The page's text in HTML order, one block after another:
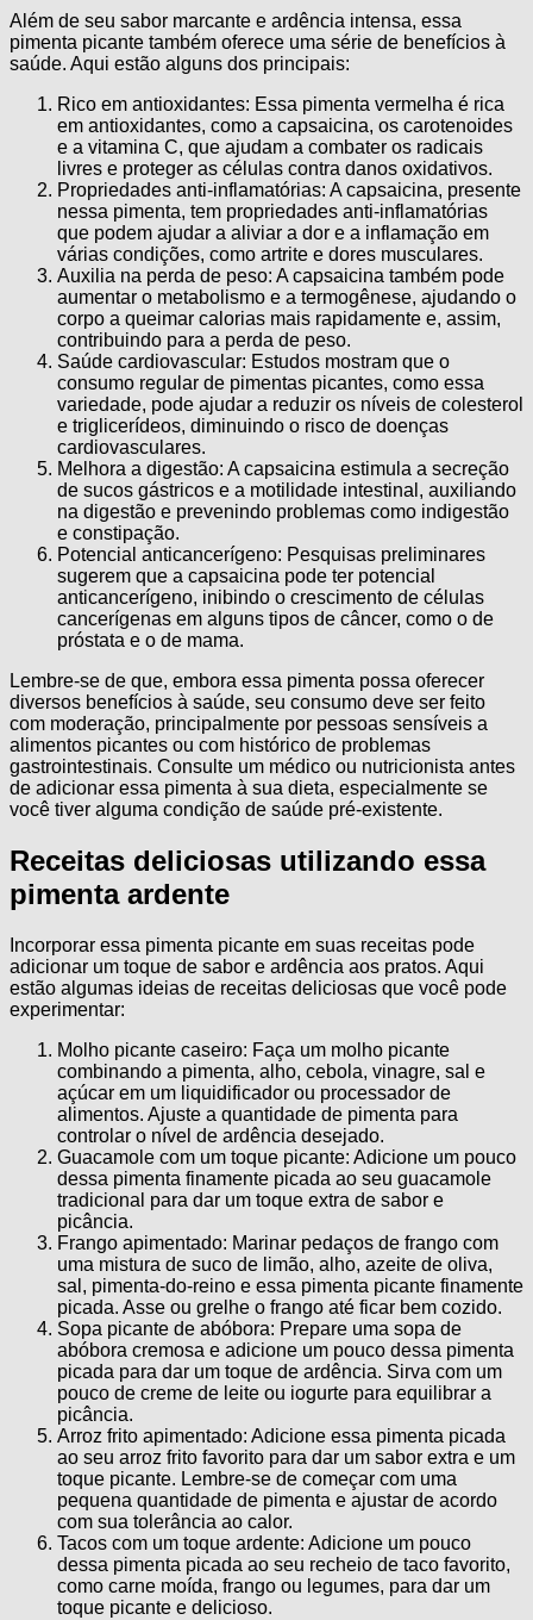
Além de seu sabor marcante e ardência intensa, essa
pimenta picante também oferece uma série de benefícios à
saúde. Aqui estão alguns dos principais:
Rico em antioxidantes: Essa pimenta vermelha é rica
em antioxidantes, como a capsaicina, os carotenoides
e a vitamina C, que ajudam a combater os radicais
livres e proteger as células contra danos oxidativos.
Propriedades anti-inflamatórias: A capsaicina, presente
nessa pimenta, tem propriedades anti-inflamatórias
que podem ajudar a aliviar a dor e a inflamação em
várias condições, como artrite e dores musculares.
Auxilia na perda de peso: A capsaicina também pode
aumentar o metabolismo e a termogênese, ajudando o
corpo a queimar calorias mais rapidamente e, assim,
contribuindo para a perda de peso.
Saúde cardiovascular: Estudos mostram que o
consumo regular de pimentas picantes, como essa
variedade, pode ajudar a reduzir os níveis de colesterol
e triglicerídeos, diminuindo o risco de doenças
cardiovasculares.
Melhora a digestão: A capsaicina estimula a secreção
de sucos gástricos e a motilidade intestinal, auxiliando
na digestão e prevenindo problemas como indigestão
e constipação.
Potencial anticancerígeno: Pesquisas preliminares
sugerem que a capsaicina pode ter potencial
anticancerígeno, inibindo o crescimento de células
cancerígenas em alguns tipos de câncer, como o de
próstata e o de mama.
Lembre-se de que, embora essa pimenta possa oferecer
diversos benefícios à saúde, seu consumo deve ser feito
com moderação, principalmente por pessoas sensíveis a
alimentos picantes ou com histórico de problemas
gastrointestinais. Consulte um médico ou nutricionista antes
de adicionar essa pimenta à sua dieta, especialmente se
você tiver alguma condição de saúde pré-existente.
Receitas deliciosas utilizando essa
pimenta ardente
Incorporar essa pimenta picante em suas receitas pode
adicionar um toque de sabor e ardência aos pratos. Aqui
estão algumas ideias de receitas deliciosas que você pode
experimentar:
Molho picante caseiro: Faça um molho picante
combinando a pimenta, alho, cebola, vinagre, sal e
açúcar em um liquidificador ou processador de
alimentos. Ajuste a quantidade de pimenta para
controlar o nível de ardência desejado.
Guacamole com um toque picante: Adicione um pouco
dessa pimenta finamente picada ao seu guacamole
tradicional para dar um toque extra de sabor e
picância.
Frango apimentado: Marinar pedaços de frango com
uma mistura de suco de limão, alho, azeite de oliva,
sal, pimenta-do-reino e essa pimenta picante finamente
picada. Asse ou grelhe o frango até ficar bem cozido.
Sopa picante de abóbora: Prepare uma sopa de
abóbora cremosa e adicione um pouco dessa pimenta
picada para dar um toque de ardência. Sirva com um
pouco de creme de leite ou iogurte para equilibrar a
picância.
Arroz frito apimentado: Adicione essa pimenta picada
ao seu arroz frito favorito para dar um sabor extra e um
toque picante. Lembre-se de começar com uma
pequena quantidade de pimenta e ajustar de acordo
com sua tolerância ao calor.
Tacos com um toque ardente: Adicione um pouco
dessa pimenta picada ao seu recheio de taco favorito,
como carne moída, frango ou legumes, para dar um
toque picante e delicioso.